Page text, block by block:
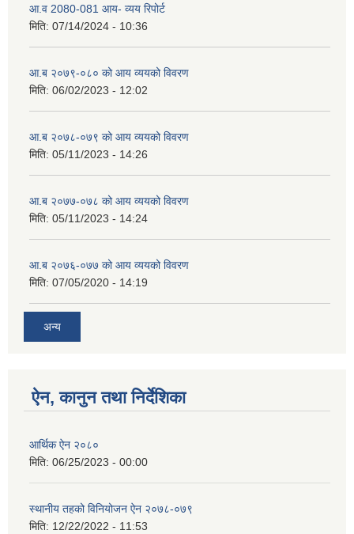
आ.व 2080-081 आय- व्यय रिपोर्ट
मिति: 07/14/2024 - 10:36
आ.ब २०७९-०८० को आय व्ययको विवरण
मिति: 06/02/2023 - 12:02
आ.ब २०७८-०७९ को आय व्ययको विवरण
मिति: 05/11/2023 - 14:26
आ.ब २०७७-०७८ को आय व्ययको विवरण
मिति: 05/11/2023 - 14:24
आ.ब २०७६-०७७ को आय व्ययको विवरण
मिति: 07/05/2020 - 14:19
अन्य
ऐन, कानुन तथा निर्देशिका
आर्थिक ऐन २०८०
मिति: 06/25/2023 - 00:00
स्थानीय तहको विनियोजन ऐन २०७८-०७९
मिति: 12/22/2022 - 11:53